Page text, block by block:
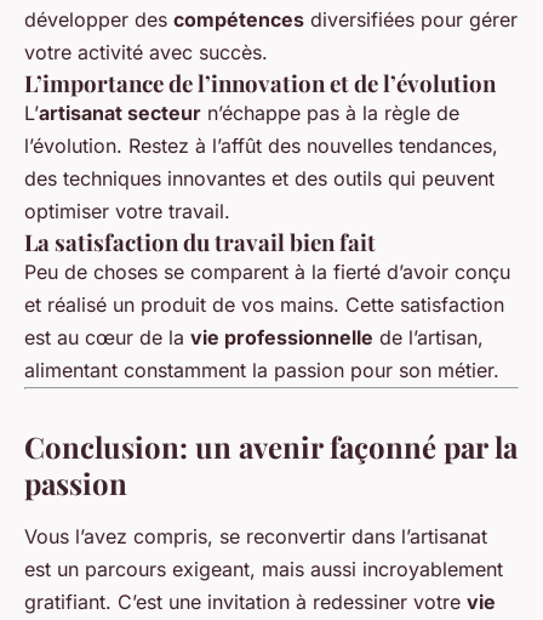
développer des compétences diversifiées pour gérer
votre activité avec succès.
L’importance de l’innovation et de l’évolution
L’artisanat secteur n’échappe pas à la règle de
l’évolution. Restez à l’affût des nouvelles tendances,
des techniques innovantes et des outils qui peuvent
optimiser votre travail.
La satisfaction du travail bien fait
Peu de choses se comparent à la fierté d’avoir conçu
et réalisé un produit de vos mains. Cette satisfaction
est au cœur de la vie professionnelle de l’artisan,
alimentant constamment la passion pour son métier.
Conclusion: un avenir façonné par la
passion
Vous l’avez compris, se reconvertir dans l’artisanat
est un parcours exigeant, mais aussi incroyablement
gratifiant. C’est une invitation à redessiner votre vie